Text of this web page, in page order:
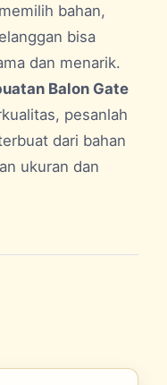
bahan,
bisa
dan menarik.
Balon Gate
pesanlah
dari bahan
ukuran dan